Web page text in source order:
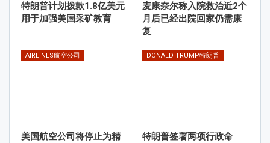
特朗普计划拨款1.8亿美元
用于加强美国采矿教育
麦康奈尔称入院救治近2个
月后已经出院回家仍需康
复
AIRLINES航空公司
美国航空公司将停止为精
DONALD TRUMP特朗普
特朗普签署两项行政命